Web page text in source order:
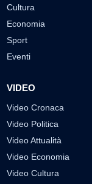
Cultura
Economia
Sport
Eventi
VIDEO
Video Cronaca
Video Politica
Video Attualità
Video Economia
Video Cultura